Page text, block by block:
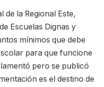
de la Regional Este,
Escuelas Dignas y
mínimos que debe
para que funcione
pero se publicó
es el destino de